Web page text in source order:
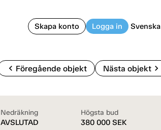
Skapa konto Logga in Svenska
chevron_left Föregående objekt Nästa objektchevron_right
Nedräkning
AVSLUTAD
Högsta bud
380 000 SEK